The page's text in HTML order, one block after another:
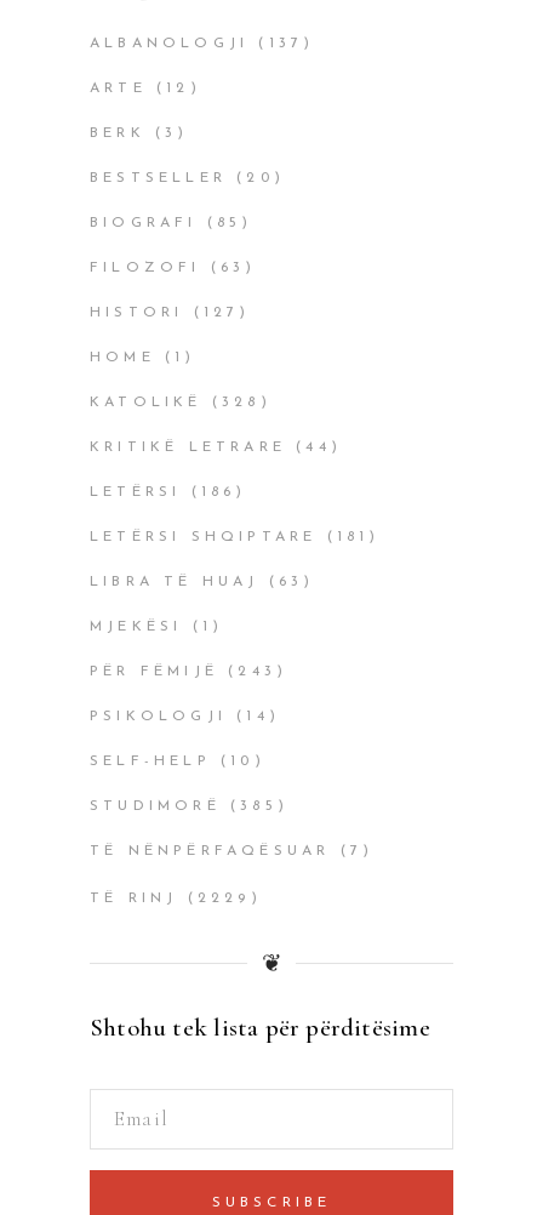
ALBANOLOGJI (137)
ARTE (12)
BERK (3)
BESTSELLER (20)
BIOGRAFI (85)
FILOZOFI (63)
HISTORI (127)
HOME (1)
KATOLIKË (328)
KRITIKË LETRARE (44)
LETËRSI (186)
LETËRSI SHQIPTARE (181)
LIBRA TË HUAJ (63)
MJEKËSI (1)
PËR FËMIJË (243)
PSIKOLOGJI (14)
SELF-HELP (10)
STUDIMORË (385)
TË NËNPËRFAQËSUAR (7)
TË RINJ (2229)
❦
Shtohu tek lista për përditësime
SUBSCRIBE